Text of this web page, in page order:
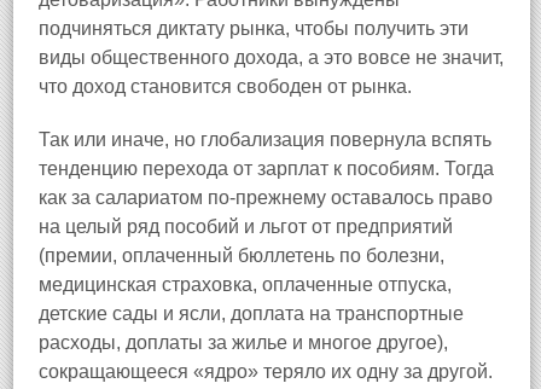
подчиняться диктату рынка, чтобы получить эти
виды общественного дохода, а это вовсе не значит,
что доход становится свободен от рынка.
Так или иначе, но глобализация повернула вспять
тенденцию перехода от зарплат к пособиям. Тогда
как за салариатом по‑прежнему оставалось право
на целый ряд пособий и льгот от предприятий
(премии, оплаченный бюллетень по болезни,
медицинская страховка, оплаченные отпуска,
детские сады и ясли, доплата на транспортные
расходы, доплаты за жилье и многое другое),
сокращающееся «ядро» теряло их одну за другой.